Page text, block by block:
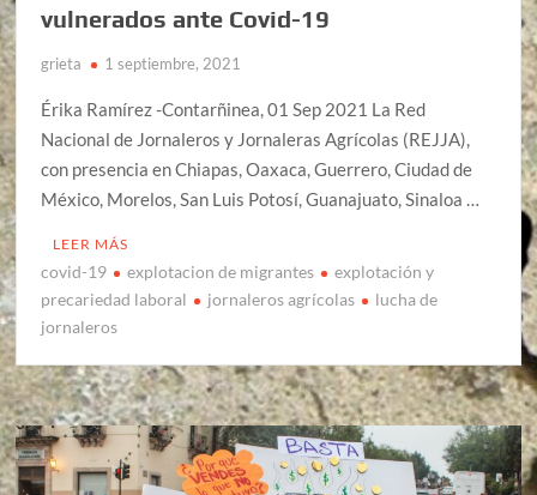
vulnerados ante Covid-19
grieta 1 septiembre, 2021
Érika Ramírez -Contarñinea, 01 Sep 2021 La Red
Nacional de Jornaleros y Jornaleras Agrícolas (REJJA),
con presencia en Chiapas, Oaxaca, Guerrero, Ciudad de
México, Morelos, San Luis Potosí, Guanajuato, Sinaloa …
LEER MÁS
covid-19 explotacion de migrantes
explotación y
precariedad laboral
jornaleros agrícolas
lucha de
jornaleros